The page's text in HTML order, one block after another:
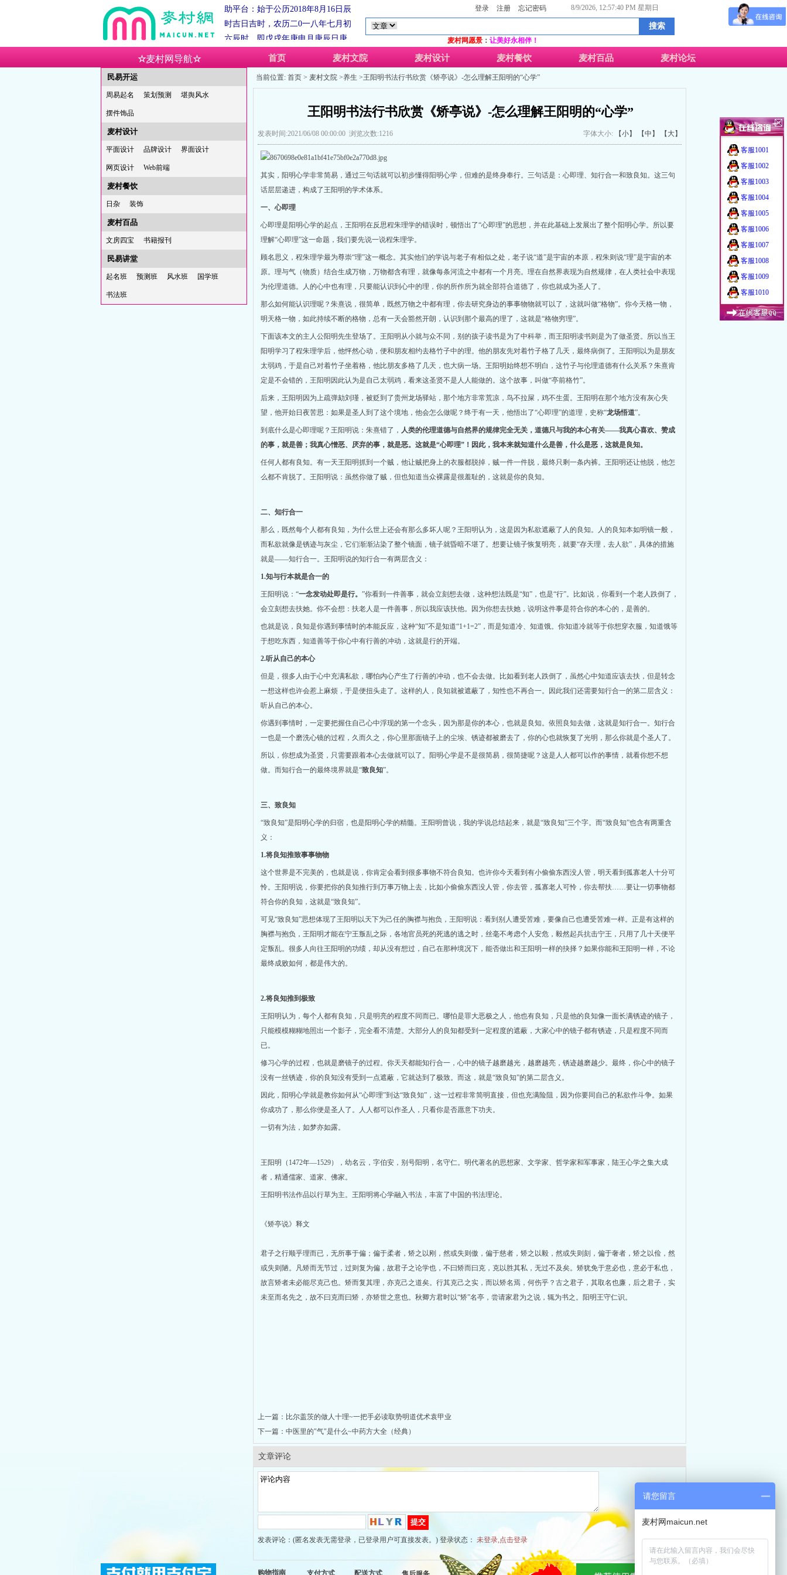
首页 麦村文院 麦村设计 麦村餐饮 麦村百品 麦村论坛
☆麦村网导航☆
8/9/2026, 12:57:41 PM 星期日
登录 注册 忘记密码
时吉日吉时，农历二0一八年七月初
六辰时，即戊戌年庚申月庚辰日庚
辰时。 秉持阳光下为民服务永远在
路上——不忘初心，牢记使命，传
承和弘扬中华民族的科学的大众的
优秀传统文化！麦村文院教研部宣
麦村草堂-良山堂）旗下网上交流互
助平台：始于公历2018年8月16日辰
时吉日吉时，农历二0一八年七月初
六辰时，即戊戌年庚申月庚辰日庚
秉持阳光下为民服务永远在
路上——不忘初心，牢记使命，传
承和弘扬中华民族的科学的大众的
麦村网愿景 ： 让美好永相伴！
民易开运
周易起名 策划预测 堪舆风水
摆件饰品
麦村设计
平面设计 品牌设计 界面设计
网页设计 Web前端
麦村餐饮
日杂 装饰
麦村百品
文房四宝 书籍报刊
民易讲堂
起名班 预测班 风水班 国学班
书法班
当前位置: 首页 > 麦村文院 >养生 >王阳明书法行书欣赏《矫亭说》-怎么理解王阳明的“心学”
王阳明书法行书欣赏《矫亭说》-怎么理解王阳明的“心学”
发表时间:2021/06/08 00:00:00 浏览次数:1216 字体大小: 【小】 【中】 【大】
其实，阳明心学非常简易，通过三句话就可以初步懂得阳明心学，但难的是终身奉行。三句话是：心即理、知行合一和致良知。这三句
话层层递进，构成了王阳明的学术体系。
一、心即理
心即理是阳明心学的起点，王阳明在反思程朱理学的错误时，顿悟出了“心即理”的思想，并在此基础上发展出了整个阳明心学。所以要
理解“心即理”这一命题，我们要先说一说程朱理学。
顾名思义，程朱理学最为尊崇“理”这一概念。其实他们的学说与老子有相似之处，老子说“道”是宇宙的本原，程朱则说“理”是宇宙的本
原。理与气（物质）结合生成万物，万物都含有理，就像每条河流之中都有一个月亮。理在自然界表现为自然规律，在人类社会中表现
为伦理道德。人的心中也有理，只要能认识到心中的理，你的所作所为就全部符合道德了，你也就成为圣人了。
那么如何能认识理呢？朱熹说，很简单，既然万物之中都有理，你去研究身边的事事物物就可以了，这就叫做“格物”。你今天格一物，
明天格一物，如此持续不断的格物，总有一天会豁然开朗，认识到那个最高的理了，这就是“格物穷理”。
下面该本文的主人公阳明先生登场了。王阳明从小就与众不同，别的孩子读书是为了中科举，而王阳明读书则是为了做圣贤。所以当王
阳明学习了程朱理学后，他怦然心动，便和朋友相约去格竹子中的理。他的朋友先对着竹子格了几天，最终病倒了。王阳明以为是朋友
太弱鸡，于是自己对着竹子坐着格，他比朋友多格了几天，也大病一场。王阳明始终想不明白，这竹子与伦理道德有什么关系？朱熹肯
定是不会错的，王阳明因此认为是自己太弱鸡，看来这圣贤不是人人能做的。这个故事，叫做“亭前格竹”。
后来，王阳明因为上疏弹劾刘瑾，被贬到了贵州龙场驿站，那个地方非常荒凉，鸟不拉屎，鸡不生蛋。王阳明在那个地方没有灰心失
望，他开始日夜苦思：如果是圣人到了这个境地，他会怎么做呢？终于有一天，他悟出了“心即理”的道理，史称“龙场悟道”。
到底什么是心即理呢？王阳明说：朱熹错了， 人类的伦理道德与自然界的规律完全无关，道德只与我的本心有关——我真心喜欢、赞成
的事，就是善；我真心憎恶、厌弃的事，就是恶。这就是“心即理”！因此，我本来就知道什么是善，什么是恶，这就是良知。
任何人都有良知。有一天王阳明抓到一个贼，他让贼把身上的衣服都脱掉，贼一件一件脱，最终只剩一条内裤。王阳明还让他脱，他怎
么都不肯脱了。王阳明说：虽然你做了贼，但也知道当众裸露是很羞耻的，这就是你的良知。
二、知行合一
那么，既然每个人都有良知，为什么世上还会有那么多坏人呢？王阳明认为，这是因为私欲遮蔽了人的良知。人的良知本如明镜一般，
而私欲就像是锈迹与灰尘，它们渐渐沾染了整个镜面，镜子就昏暗不堪了。想要让镜子恢复明亮，就要“存天理，去人欲”，具体的措施
就是——知行合一。王阳明说的知行合一有两层含义：
1.知与行本就是合一的
王阳明说：“一念发动处即是行。 ”你看到一件善事，就会立刻想去做，这种想法既是“知”，也是“行”。比如说，你看到一个老人跌倒了，
会立刻想去扶她。你不会想：扶老人是一件善事，所以我应该扶他。因为你想去扶她，说明这件事是符合你的本心的，是善的。
也就是说，良知是你遇到事情时的本能反应，这种“知”不是知道“1+1=2”，而是知道冷、知道饿。你知道冷就等于你想穿衣服，知道饿等
于想吃东西，知道善等于你心中有行善的冲动，这就是行的开端。
2.听从自己的本心
但是，很多人由于心中充满私欲，哪怕内心产生了行善的冲动，也不会去做。比如看到老人跌倒了，虽然心中知道应该去扶，但是转念
一想这样也许会惹上麻烦，于是便扭头走了。这样的人，良知就被遮蔽了，知性也不再合一。因此我们还需要知行合一的第二层含义：
听从自己的本心。
你遇到事情时，一定要把握住自己心中浮现的第一个念头，因为那是你的本心，也就是良知。依照良知去做，这就是知行合一。知行合
一也是一个磨洗心镜的过程，久而久之，你心里那面镜子上的尘埃、锈迹都被磨去了，你的心也就恢复了光明，那么你就是个圣人了。
所以，你想成为圣贤，只需要跟着本心去做就可以了。阳明心学是不是很简易，很简捷呢？这是人人都可以作的事情，就看你想不想
做。而知行合一的最终境界就是“致良知”。
三、致良知
“致良知”是阳明心学的归宿，也是阳明心学的精髓。王阳明曾说，我的学说总结起来，就是“致良知”三个字。而“致良知”也含有两重含
义：
1.将良知推致事事物物
这个世界是不完美的，也就是说，你肯定会看到很多事物不符合良知。也许你今天看到有小偷偷东西没人管，明天看到孤寡老人十分可
怜。王阳明说，你要把你的良知推行到万事万物上去，比如小偷偷东西没人管，你去管，孤寡老人可怜，你去帮扶……要让一切事物都
符合你的良知，这就是“致良知”。
可见“致良知”思想体现了王阳明以天下为己任的胸襟与抱负，王阳明说：看到别人遭受苦难，要像自己也遭受苦难一样。正是有这样的
胸襟与抱负，王阳明才能在宁王叛乱之际，各地官员死的死逃的逃之时，丝毫不考虑个人安危，毅然起兵抗击宁王，只用了几十天便平
定叛乱。很多人向往王阳明的功绩，却从没有想过，自己在那种境况下，能否做出和王阳明一样的抉择？如果你能和王阳明一样，不论
最终成败如何，都是伟大的。
2.将良知推到极致
王阳明认为，每个人都有良知，只是明亮的程度不同而已。哪怕是罪大恶极之人，他也有良知，只是他的良知像一面长满锈迹的镜子，
只能模模糊糊地照出一个影子，完全看不清楚。大部分人的良知都受到一定程度的遮蔽，大家心中的镜子都有锈迹，只是程度不同而
已。
修习心学的过程，也就是磨镜子的过程。你天天都能知行合一，心中的镜子越磨越光，越磨越亮，锈迹越磨越少。最终，你心中的镜子
没有一丝锈迹，你的良知没有受到一点遮蔽，它就达到了极致。而这，就是“致良知”的第二层含义。
因此，阳明心学就是教你如何从“心即理”到达“致良知”，这一过程非常简明直接，但也充满险阻，因为你要同自己的私欲作斗争。如果
你成功了，那么你便是圣人了。人人都可以作圣人，只看你是否愿意下功夫。
一切有为法，如梦亦如露。
王阳明（1472年—1529），幼名云，字伯安，别号阳明，名守仁。明代著名的思想家、文学家、哲学家和军事家，陆王心学之集大成
者，精通儒家、道家、佛家。
王阳明书法作品以行草为主。王阳明将心学融入书法，丰富了中国的书法理论。
《矫亭说》释文
君子之行顺乎理而已，无所事于偏；偏于柔者，矫之以刚，然或失则傲，偏于慈者，矫之以毅，然或失则刻，偏于奢者，矫之以俭，然
或失则陋。凡矫而无节过，过则复为偏，故君子之论学也，不曰矫而曰克，克以胜其私，无过不及矣。矫犹免于意必也，意必于私也，
故言矫者未必能尽克己也。矫而复其理，亦克己之道矣。行其克己之实，而以矫名焉，何伤乎？古之君子，其取名也廉，后之君子，实
未至而名先之，故不曰克而曰矫，亦矫世之意也。秋卿方君时以“矫”名亭，尝请家君为之说，辄为书之。阳明王守仁识。
上一篇： 比尔盖茨的做人十理~一把手必读取势明道优术袁甲业
下一篇： 中医里的"气"是什么~中药方大全（经典）
文章评论
发表评论：(匿名发表无需登录，已登录用户可直接发表。) 登录状态： 未登录,点击登录
购物指南
客服1001
客服1002
客服1003
客服1004
客服1005
客服1006
客服1007
客服1008
客服1009
客服1010
请您留言
麦村网maicun.net